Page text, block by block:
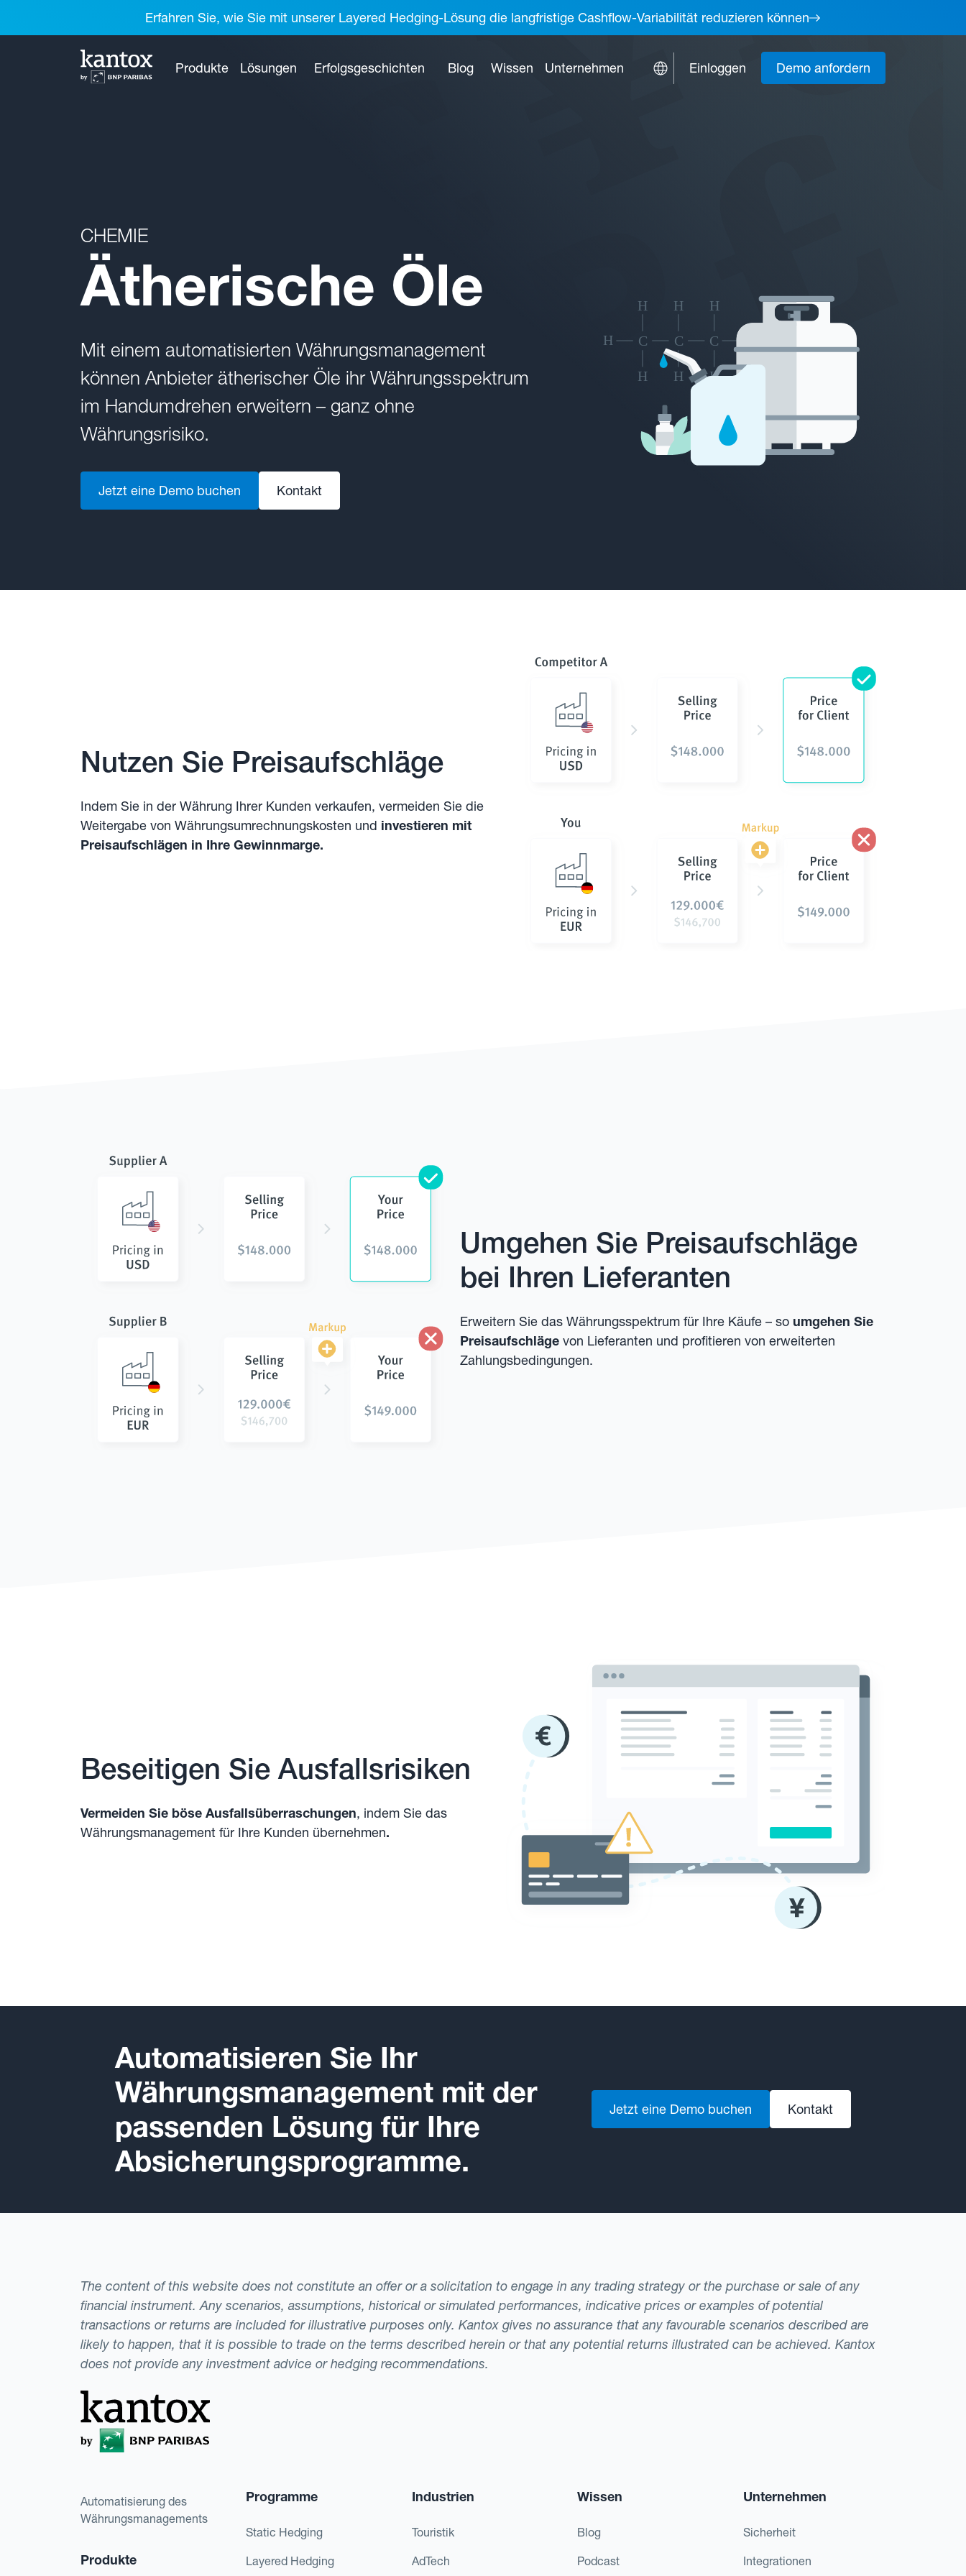
Erfahren Sie, wie Sie mit unserer Layered Hedging-Lösung die langfristige Cashflow-Variabilität reduzieren können
Produkte Lösungen Erfolgsgeschichten Blog Wissen Unternehmen Einloggen Demo anfordern
CHEMIE
Ätherische Öle
Mit einem automatisierten Währungsmanagement
können Anbieter ätherischer Öle ihr Währungsspektrum
im Handumdrehen erweitern – ganz ohne
Währungsrisiko.
Jetzt eine Demo buchen Kontakt
Nutzen Sie Preisaufschläge
Indem Sie in der Währung Ihrer Kunden verkaufen, vermeiden Sie die
Weitergabe von Währungsumrechnungskosten und investieren mit
Preisaufschlägen in Ihre Gewinnmarge.
Umgehen Sie Preisaufschläge
bei Ihren Lieferanten
Erweitern Sie das Währungsspektrum für Ihre Käufe – so umgehen Sie
Preisaufschläge von Lieferanten und profitieren von erweiterten
Zahlungsbedingungen.
Beseitigen Sie Ausfallsrisiken
Vermeiden Sie böse Ausfallsüberraschungen, indem Sie das
Währungsmanagement für Ihre Kunden übernehmen.
Automatisieren Sie Ihr
Währungsmanagement mit der
passenden Lösung für Ihre
Absicherungsprogramme.
Jetzt eine Demo buchen Kontakt
The content of this website does not constitute an offer or a solicitation to engage in any trading strategy or the purchase or sale of any
financial instrument. Any scenarios, assumptions, historical or simulated performances, indicative prices or examples of potential
transactions or returns are included for illustrative purposes only. Kantox gives no assurance that any favourable scenarios described are
likely to happen, that it is possible to trade on the terms described herein or that any potential returns illustrated can be achieved. Kantox
does not provide any investment advice or hedging recommendations.
Automatisierung des
Währungsmanagements
Produkte
Programme
Static Hedging
Layered Hedging
Industrien
Touristik
AdTech
Wissen
Blog
Podcast
Unternehmen
Sicherheit
Integrationen